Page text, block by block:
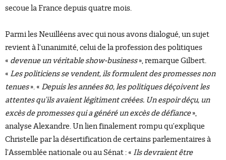
secoue la France depuis quatre mois.
Parmi les Neuilléens avec qui nous avons dialogué, un sujet
revient à l’unanimité, celui de la profession des politiques
« devenue un véritable show-business», remarque Gilbert.
« Les politiciens se vendent, ils formulent des promesses non
tenues». « Depuis les années 80, les politiques déçoivent les
attentes qu’ils avaient légitiment créées. Un espoir déçu, un
excès de promesses qui a généré un excès de défiance»,
analyse Alexandre. Un lien finalement rompu qu’explique
Christelle par la désertification de certains parlementaires à
l’Assemblée nationale ou au Sénat : « Ils devraient être